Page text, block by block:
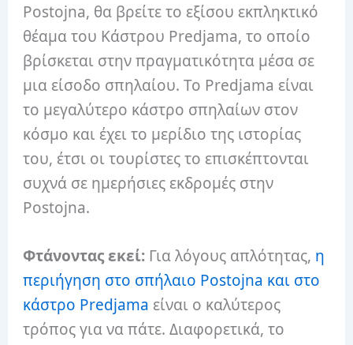
Postojna, θα βρείτε το εξίσου εκπληκτικό
θέαμα του Κάστρου Predjama, το οποίο
βρίσκεται στην πραγματικότητα μέσα σε
μια είσοδο σπηλαίου. Το Predjama είναι
το μεγαλύτερο κάστρο σπηλαίων στον
κόσμο και έχει το μερίδιο της ιστορίας
του, έτσι οι τουρίστες το επισκέπτονται
συχνά σε ημερήσιες εκδρομές στην
Postojna.
Φτάνοντας εκεί: Για λόγους απλότητας, η
περιήγηση στο σπήλαιο Postojna και στο
κάστρο Predjama είναι ο καλύτερος
τρόπος για να πάτε. Διαφορετικά, το